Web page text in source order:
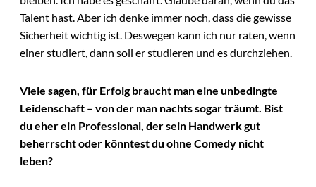
Talent hast. Aber ich denke immer noch, dass die gewisse
Sicherheit wichtig ist. Deswegen kann ich nur raten, wenn
einer studiert, dann soll er studieren und es durchziehen.
Viele sagen, für Erfolg braucht man eine unbedingte
Leidenschaft – von der man nachts sogar träumt. Bist
du eher ein Professional, der sein Handwerk gut
beherrscht oder könntest du ohne Comedy nicht
leben?